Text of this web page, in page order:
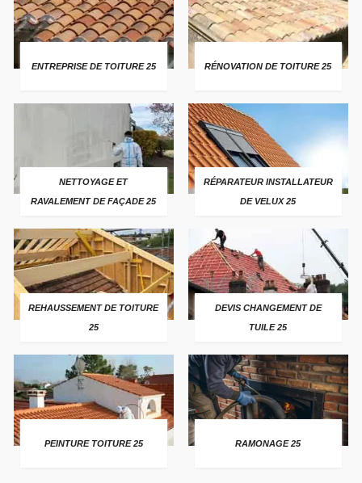
ENTREPRISE DE TOITURE 25 RÉNOVATION DE TOITURE 25
NETTOYAGE ET
RAVALEMENT DE FAÇADE 25
RÉPARATEUR INSTALLATEUR
DE VELUX 25
REHAUSSEMENT DE TOITURE
25
DEVIS CHANGEMENT DE
TUILE 25
PEINTURE TOITURE 25 RAMONAGE 25